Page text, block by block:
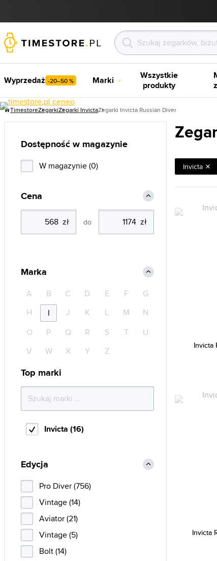
Wyprzedaż -20–50 % Marki
Wszystkie
produkty
TimestoreZegarkiZegarki InvictaZegarki Invicta Russian Diver
Invicta
Invicta
Invicta
Dostępność w magazynie
W magazynie (0)
Cena
do
Marka
A B C D E F
G
H
I J K L M
N
O
P Q R S T
U
V
W X Y Z
Top marki
Invicta (16)
Edycja
Pro Diver (756)
Vintage (14)
Aviator (21)
Vintage (5)
Bolt (14)